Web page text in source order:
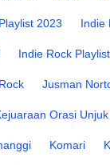
2023 Indie
Indie Rock Playlist
Jusman
Orasi
Komari